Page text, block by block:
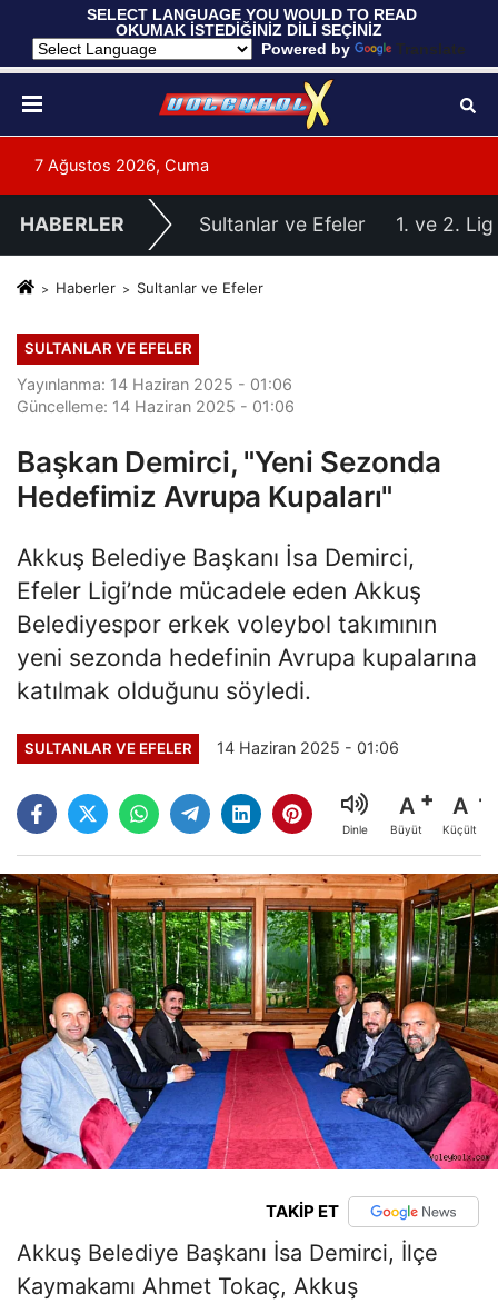
SELECT LANGUAGE YOU WOULD TO READ
OKUMAK İSTEDİĞİNİZ DİLİ SEÇİNİZ
Powered by
Translate
7 Ağustos 2026, Cuma
HABERLER Sultanlar ve Efeler 1. ve 2. Lig
Haberler Sultanlar ve Efeler
SULTANLAR VE EFELER
Yayınlanma: 14 Haziran 2025 - 01:06
Güncelleme: 14 Haziran 2025 - 01:06
Başkan Demirci, "Yeni Sezonda
Hedefimiz Avrupa Kupaları"
Akkuş Belediye Başkanı İsa Demirci,
Efeler Ligi’nde mücadele eden Akkuş
Belediyespor erkek voleybol takımının
yeni sezonda hedefinin Avrupa kupalarına
katılmak olduğunu söyledi.
SULTANLAR VE EFELER 14 Haziran 2025 - 01:06
Dinle
A
Büyüt
A
Küçült
TAKİP ET
Akkuş Belediye Başkanı İsa Demirci, İlçe
Kaymakamı Ahmet Tokaç, Akkuş